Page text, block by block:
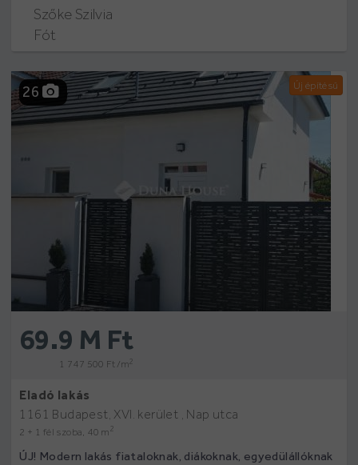
Szőke Szilvia
Fót
26
69.9 M Ft
1 747 500 Ft /m2
Eladó lakás
1161 Budapest, XVI. kerület , Nap utca
2 + 1 fél szoba, 40 m2
ÚJ! Modern lakás fiataloknak, diákoknak, egyedülállóknak
Új építésű